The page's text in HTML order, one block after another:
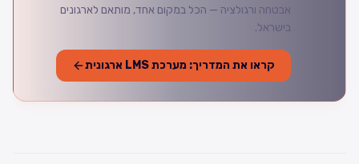
אבטחה ורגולציה — הכל במקום אחד, מותאם לארגונים
בישראל.
קראו את המדריך: מערכת LMS ארגונית